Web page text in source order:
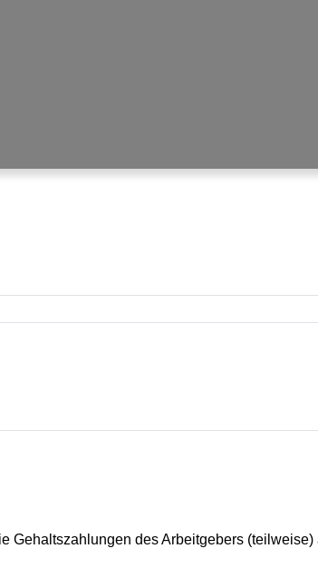
Gehaltszahlungen des Arbeitgebers